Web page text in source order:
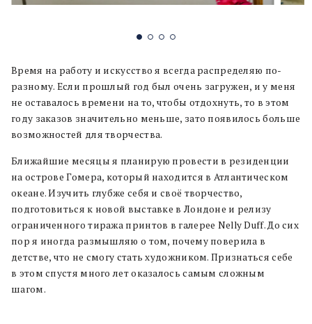
Время на работу и искусство я всегда распределяю по-
разному. Если прошлый год был очень загружен, и у меня
не оставалось времени на то, чтобы отдохнуть, то в этом
году заказов значительно меньше, зато появилось больше
возможностей для творчества.
Ближайшие месяцы я планирую провести в резиденции
на острове Гомера, который находится в Атлантическом
океане. Изучить глубже себя и своё творчество,
подготовиться к новой выставке в Лондоне и релизу
ограниченного тиража принтов в галерее Nelly Duff. До сих
пор я иногда размышляю о том, почему поверила в
детстве, что не смогу стать художником. Признаться себе
в этом спустя много лет оказалось самым сложным
шагом.